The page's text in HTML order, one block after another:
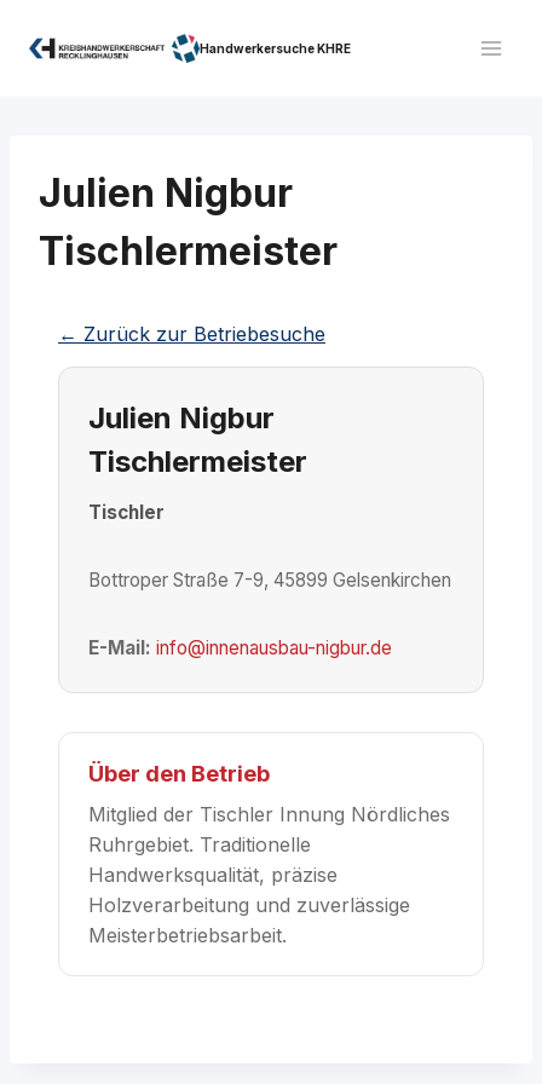
Inhalt
Handwerkersuche KHRE
Julien Nigbur
Tischlermeister
← Zurück zur Betriebesuche
Julien Nigbur
Tischlermeister
Tischler
Bottroper Straße 7-9, 45899 Gelsenkirchen
E-Mail: info@innenausbau-nigbur.de
Über den Betrieb
Mitglied der Tischler Innung Nördliches
Ruhrgebiet. Traditionelle
Handwerksqualität, präzise
Holzverarbeitung und zuverlässige
Meisterbetriebsarbeit.